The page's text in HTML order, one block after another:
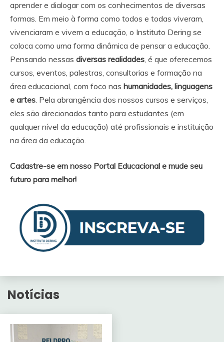
aprender e dialogar com os conhecimentos de diversas
formas. Em meio à forma como todos e todas viveram,
vivenciaram e vivem a educação, o Instituto Dering se
coloca como uma forma dinâmica de pensar a educação.
Pensando nessas diversas realidades , é que oferecemos
cursos, eventos, palestras, consultorias e formação na
área educacional, com foco nas humanidades, linguagens
e artes . Pela abrangência dos nossos cursos e serviços,
eles são direcionados tanto para estudantes (em
qualquer nível da educação) até profissionais e instituição
na área da educação.
Cadastre-se em nosso Portal Educacional e mude seu
futuro para melhor!
Notícias